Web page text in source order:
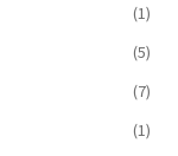
(1)
(5)
(7)
(1)